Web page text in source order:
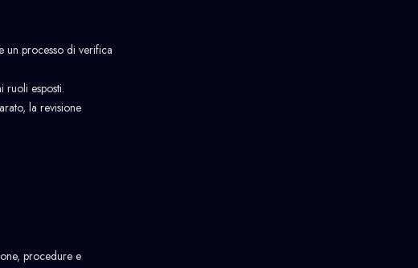
un processo di verifica
ruoli esposti.
la revisione
procedure e